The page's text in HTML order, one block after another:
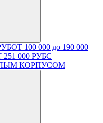
ОТ 100 000 до 190 000
251 000 РУБС
КОРПУСОМ